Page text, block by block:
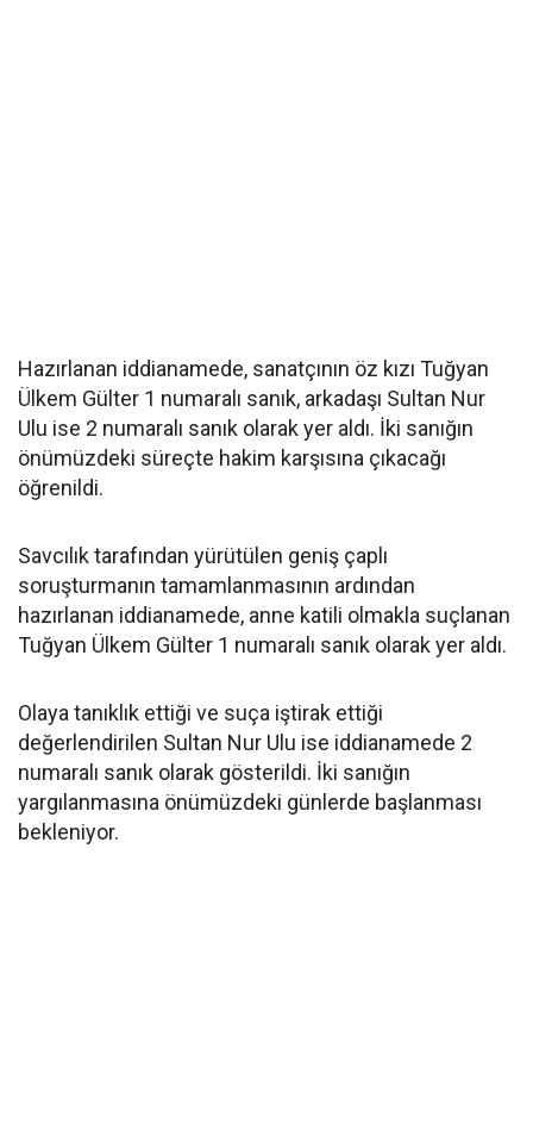
Hazırlanan iddianamede, sanatçının öz kızı Tuğyan
Ülkem Gülter 1 numaralı sanık, arkadaşı Sultan Nur
Ulu ise 2 numaralı sanık olarak yer aldı. İki sanığın
önümüzdeki süreçte hakim karşısına çıkacağı
öğrenildi.
Savcılık tarafından yürütülen geniş çaplı
soruşturmanın tamamlanmasının ardından
hazırlanan iddianamede, anne katili olmakla suçlanan
Tuğyan Ülkem Gülter 1 numaralı sanık olarak yer aldı.
Olaya tanıklık ettiği ve suça iştirak ettiği
değerlendirilen Sultan Nur Ulu ise iddianamede 2
numaralı sanık olarak gösterildi. İki sanığın
yargılanmasına önümüzdeki günlerde başlanması
bekleniyor.